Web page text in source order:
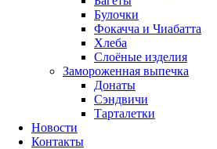
Булочки
Фокачча и Чиабатта
Хлеба
Слоёные изделия
Замороженная выпечка
Донаты
Сэндвичи
Тарталетки
Новости
Контакты